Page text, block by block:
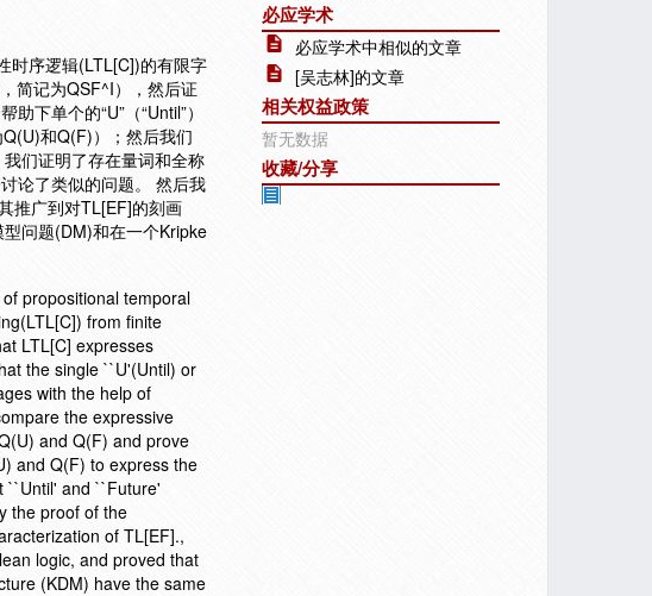
时序逻辑(LTL[C])的有限字
简记为QSF^I），然后证
下单个的“U”（“Until”）
和Q(F)）；然后我们
们证明了存在量词和全称
论了类似的问题。 然后我
推广到对TL[EF]的刻画
问题(DM)和在一个Kripke
propositional temporal
from finite
LTL[C] expresses
the single ``U'(Until) or
with the help of
the expressive
and Q(F) and prove
and Q(F) to express the
``Until' and ``Future'
the proof of the
of TL[EF].,
logic, and proved that
(KDM) have the same
必应学术
必应学术中相似的文章
[吴志林]的文章
相关权益政策
暂无数据
收藏/分享